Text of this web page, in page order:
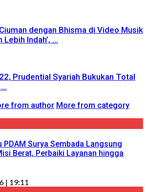
dengan Bhisma di Video Musik
Indah’, ...
Prudential Syariah Bukukan Total
from author More from category
PDAM Surya Sembada Langsung
Berat, Perbaiki Layanan hingga
| 19:11